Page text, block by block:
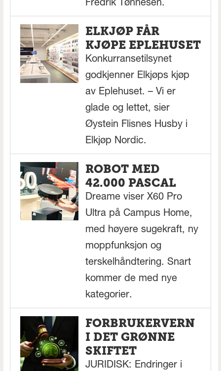
Fredrik Tønnesen.
ELKJØP FÅR
KJØPE EPLEHUSET
Konkurransetilsynet
godkjenner Elkjøps kjøp
av Eplehuset. – Vi er
glade og lettet, sier
Øystein Flisnes Husby i
Elkjøp Nordic.
ROBOT MED
42.000 PASCAL
Dreame viser X60 Pro
Ultra på Campus Home,
med høyere sugekraft, ny
moppfunksjon og
terskelhåndtering. Snart
kommer de med nye
kategorier.
FORBRUKERVERN
I DET GRØNNE
SKIFTET
JURIDISK: Endringer i